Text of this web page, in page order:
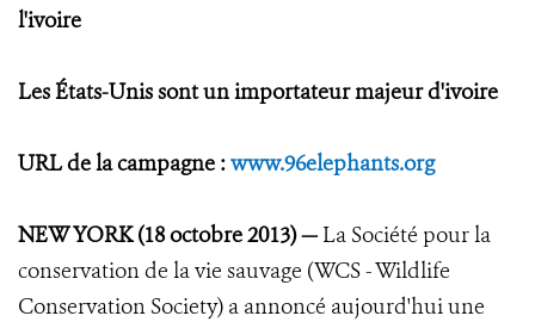
l'ivoire
Les États-Unis sont un importateur majeur d'ivoire
URL de la campagne :www.96elephants.org
NEW YORK (18 octobre 2013) — La Société pour la
conservation de la vie sauvage (WCS - Wildlife
Conservation Society) a annoncé aujourd'hui une